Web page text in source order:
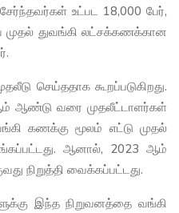
உட்பட 18,000 பேர்,
முதல் துவங்கி லட்சக்கணக்கான
செய்ததாக கூறப்படுகிறது.
ஆண்டு வரை முதலீட்டாளர்கள்
கணக்கு மூலம் எட்டு முதல்
ஆனால், 2023 ஆம்
நிறுத்தி வைக்கப்பட்டது.
இந்த நிறுவனத்தை வங்கி